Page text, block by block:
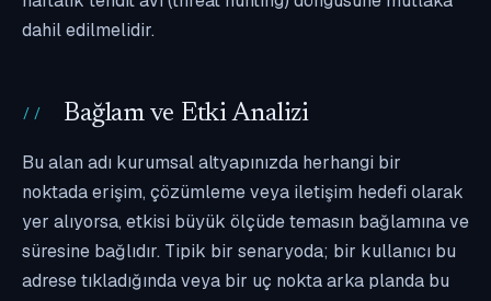
dahil edilmelidir.
Bağlam ve Etki Analizi
Bu alan adı kurumsal altyapınızda herhangi bir
noktada erişim, çözümleme veya iletişim hedefi olarak
yer alıyorsa, etkisi büyük ölçüde temasın bağlamına ve
süresine bağlıdır. Tipik bir senaryoda; bir kullanıcı bu
adrese tıkladığında veya bir uç nokta arka planda bu